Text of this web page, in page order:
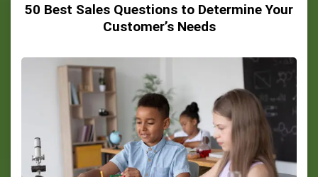
50 Best Sales Questions to Determine Your
Customer’s Needs